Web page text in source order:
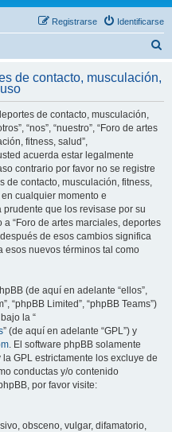
Identificarse
Registrarse
c
de contacto, musculación,
de contacto, musculación,
“nos”, “nuestro”, “Foro de artes
fitness, salud”,
acuerda estar legalmente
contrario por favor no se registre
de contacto, musculación, fitness,
cualquier momento e
que los revisase por su
“Foro de artes marciales, deportes
de esos cambios significa
esos nuevos términos tal como
(de aquí en adelante “ellos”,
“phpBB Limited”, “phpBB Teams”)
la “
” (de aquí en adelante “GPL”) y
. El software phpBB solamente
GPL estrictamente los excluye de
conductas y/o contenido
por favor visite:
obsceno, vulgar, difamatorio,